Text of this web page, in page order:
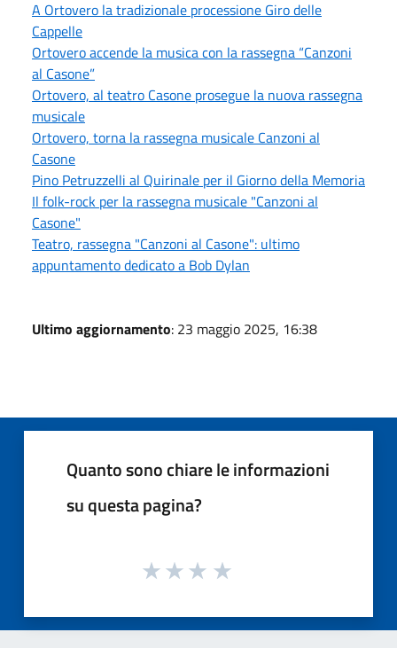
A Ortovero la tradizionale processione Giro delle
Cappelle
Ortovero accende la musica con la rassegna “Canzoni
al Casone”
Ortovero, al teatro Casone prosegue la nuova rassegna
musicale
Ortovero, torna la rassegna musicale Canzoni al
Casone
Pino Petruzzelli al Quirinale per il Giorno della Memoria
Il folk-rock per la rassegna musicale "Canzoni al
Casone"
Teatro, rassegna "Canzoni al Casone": ultimo
appuntamento dedicato a Bob Dylan
Ultimo aggiornamento: 23 maggio 2025, 16:38
Quanto sono chiare le informazioni
su questa pagina?